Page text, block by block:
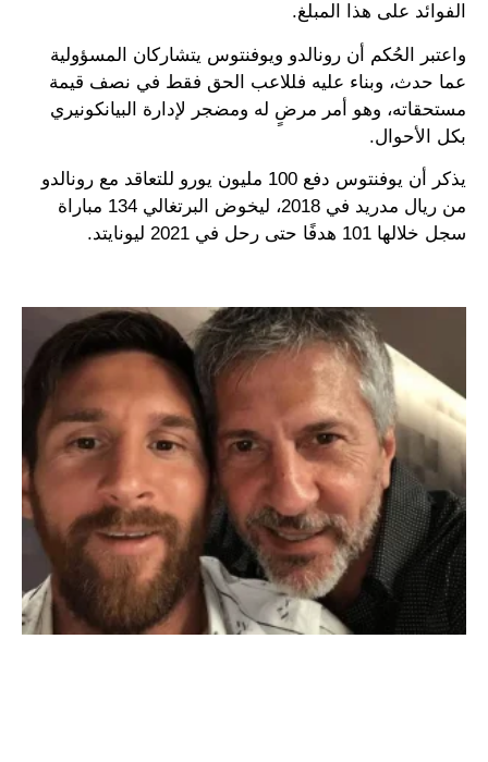
الفوائد على هذا المبلغ.
واعتبر الحُكم أن رونالدو ويوفنتوس يتشاركان المسؤولية
عما حدث، وبناء عليه فللاعب الحق فقط في نصف قيمة
مستحقاته، وهو أمر مرضٍ له ومضجر لإدارة البيانكونيري
بكل الأحوال.
يذكر أن يوفنتوس دفع 100 مليون يورو للتعاقد مع رونالدو
من ريال مدريد في 2018، ليخوض البرتغالي 134 مباراة
سجل خلالها 101 هدفًا حتى رحل في 2021 ليونايتد.